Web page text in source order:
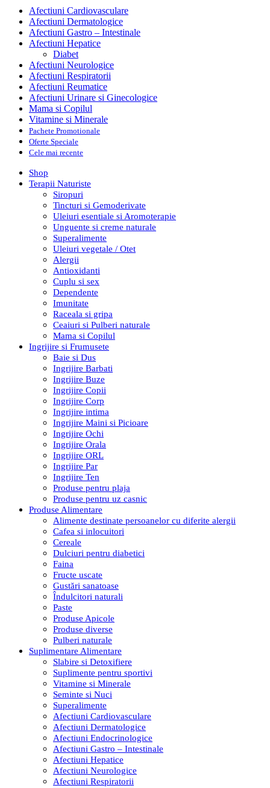
Afectiuni Cardiovasculare
Afectiuni Dermatologice
Afectiuni Gastro – Intestinale
Afectiuni Hepatice
Diabet
Afectiuni Neurologice
Afectiuni Respiratorii
Afectiuni Reumatice
Afectiuni Urinare si Ginecologice
Mama si Copilul
Vitamine si Minerale
Pachete Promotionale
Oferte Speciale
Cele mai recente
Shop
Terapii Naturiste
Siropuri
Tincturi si Gemoderivate
Uleiuri esentiale si Aromoterapie
Unguente si creme naturale
Superalimente
Uleiuri vegetale / Otet
Alergii
Antioxidanti
Cuplu si sex
Dependente
Imunitate
Raceala si gripa
Ceaiuri si Pulberi naturale
Mama si Copilul
Ingrijire si Frumusete
Baie si Dus
Ingrijire Barbati
Ingrijire Buze
Ingrijire Copii
Ingrijire Corp
Ingrijire intima
Ingrijire Maini si Picioare
Ingrijire Ochi
Ingrijire Orala
Ingrijire ORL
Ingrijire Par
Ingrijire Ten
Produse pentru plaja
Produse pentru uz casnic
Produse Alimentare
Alimente destinate persoanelor cu diferite alergii
Cafea si inlocuitori
Cereale
Dulciuri pentru diabetici
Faina
Fructe uscate
Gustări sanatoase
Îndulcitori naturali
Paste
Produse Apicole
Produse diverse
Pulberi naturale
Suplimentare Alimentare
Slabire si Detoxifiere
Suplimente pentru sportivi
Vitamine si Minerale
Seminte si Nuci
Superalimente
Afectiuni Cardiovasculare
Afectiuni Dermatologice
Afectiuni Endocrinologice
Afectiuni Gastro – Intestinale
Afectiuni Hepatice
Afectiuni Neurologice
Afectiuni Respiratorii